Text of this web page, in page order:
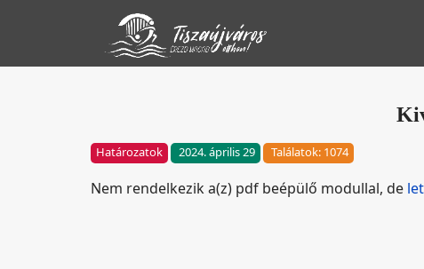
Határozatok 2024. április 29 Találatok: 1074
Nem rendelkezik a(z) pdf beépülő modullal, de